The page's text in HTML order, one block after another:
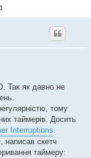
1
Так як давно не
тому
таймерів. Досить
Interruptions.
написав скетч
таймеру: